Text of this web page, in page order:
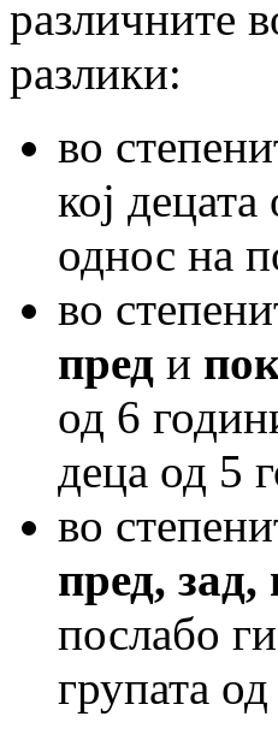
различните
разлики:
во
кој
однос на
во
пред и
од 6
деца од 5
во
пред, зад,
послабо
групата